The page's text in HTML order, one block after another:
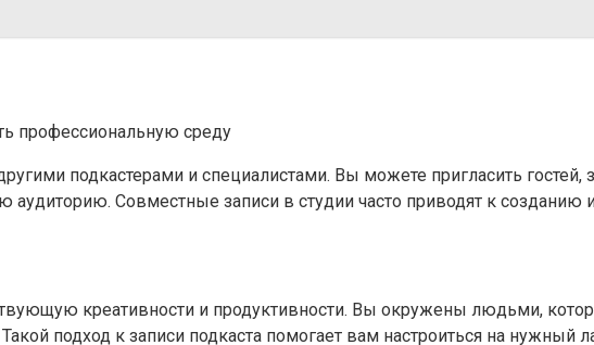
подкастерами и специалистами. Вы можете пригласить
аудиторию. Совместные записи в студии часто приводят к созданию
креативности и продуктивности. Вы окружены людьми,
подход к записи подкаста помогает вам настроиться на нужный